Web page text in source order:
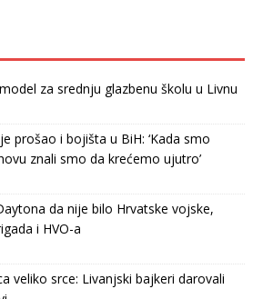
za srednju glazbenu školu u Livnu
prošao i bojišta u BiH: ‘Kada smo
znali smo da krećemo ujutro’
da nije bilo Hrvatske vojske,
i HVO-a
veliko srce: Livanjski bajkeri darovali